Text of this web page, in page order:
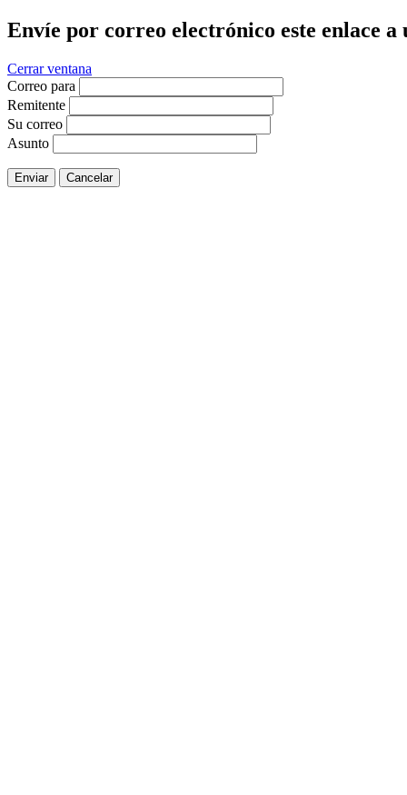
Envíe por correo electrónico este enlace a
Cerrar ventana
Correo para
Remitente
Su correo
Asunto
Enviar Cancelar